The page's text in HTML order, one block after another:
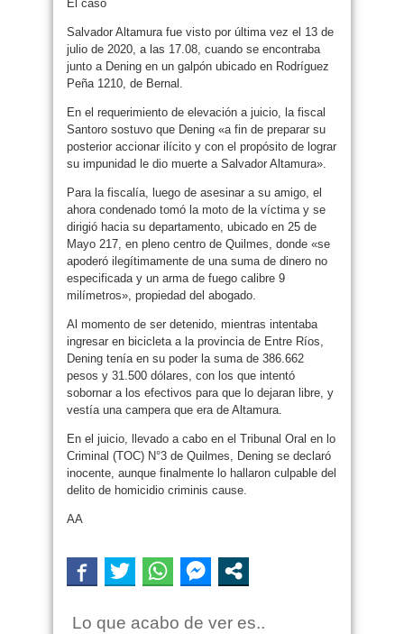
El caso
Salvador Altamura fue visto por última vez el 13 de
julio de 2020, a las 17.08, cuando se encontraba
junto a Dening en un galpón ubicado en Rodríguez
Peña 1210, de Bernal.
En el requerimiento de elevación a juicio, la fiscal
Santoro sostuvo que Dening «a fin de preparar su
posterior accionar ilícito y con el propósito de lograr
su impunidad le dio muerte a Salvador Altamura».
Para la fiscalía, luego de asesinar a su amigo, el
ahora condenado tomó la moto de la víctima y se
dirigió hacia su departamento, ubicado en 25 de
Mayo 217, en pleno centro de Quilmes, donde «se
apoderó ilegítimamente de una suma de dinero no
especificada y un arma de fuego calibre 9
milímetros», propiedad del abogado.
Al momento de ser detenido, mientras intentaba
ingresar en bicicleta a la provincia de Entre Ríos,
Dening tenía en su poder la suma de 386.662
pesos y 31.500 dólares, con los que intentó
sobornar a los efectivos para que lo dejaran libre, y
vestía una campera que era de Altamura.
En el juicio, llevado a cabo en el Tribunal Oral en lo
Criminal (TOC) N°3 de Quilmes, Dening se declaró
inocente, aunque finalmente lo hallaron culpable del
delito de homicidio criminis cause.
AA
Lo que acabo de ver es..